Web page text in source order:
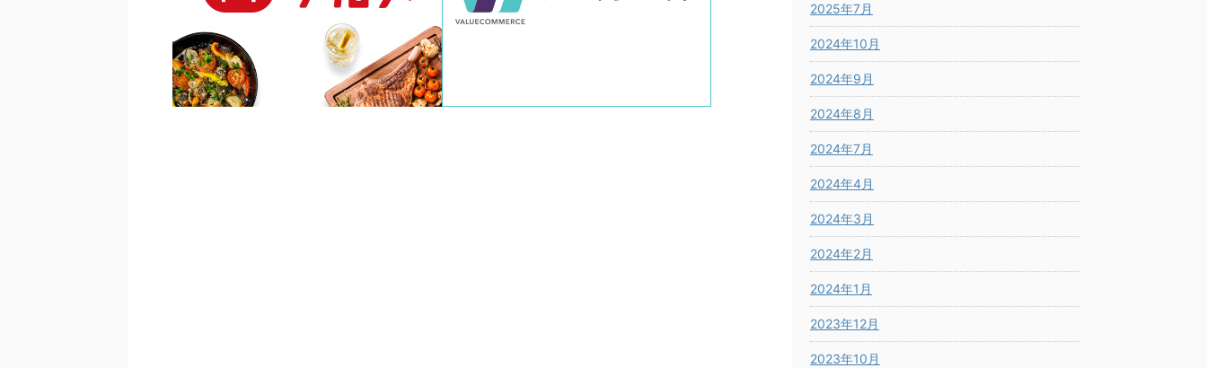
2025年7月
2024年10月
2024年9月
2024年8月
2024年7月
2024年4月
2024年3月
2024年2月
2024年1月
2023年12月
2023年10月